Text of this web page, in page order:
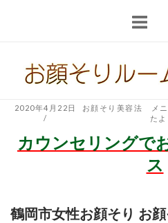
2020年4月22日 お顔そり美容法 メニ
たよ
カウンセリングで
ス
鶴岡市女性お顔そり お